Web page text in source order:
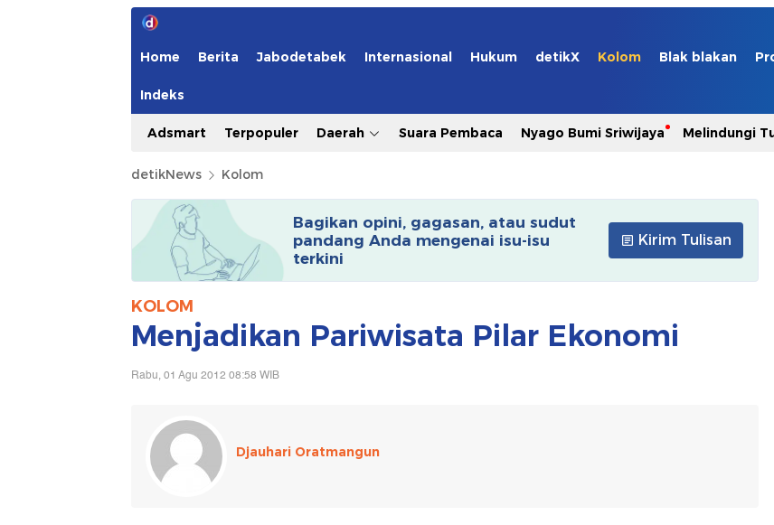
Home Berita Jabodetabek Internasional Hukum detikX Kolom Blak blakan
Indeks
Adsmart Terpopuler Daerah Suara Pembaca Nyago Bumi Sriwijaya Melindungi
detikNews Kolom
Bagikan opini, gagasan, atau sudut
pandang Anda mengenai isu-isu
terkini
Kirim Tulisan
KOLOM
Menjadikan Pariwisata Pilar Ekonomi
Rabu, 01 Agu 2012 08:58 WIB
Djauhari Oratmangun